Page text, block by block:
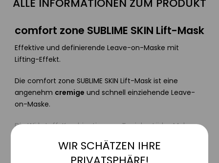
ALLE INFORMATIONEN ZUM PRODUKT
comfort zone SUBLIME SKIN Lift-Mask
Effektive und definierende Leave-on-Maske mit
Lifting-Effekt.
Die comfort zone SUBLIME SKIN Lift-Mask ist eine
angenehm cremige und schnell einziehende Leave-
on-Maske.
Die Wirkstoff-Kombination aus Tapiokastärke, Makro-
straffende und aufpolsternde Wirkung. Zudem
die Maske die Gesichtskonturen und bei
Funktionale Aktiv
WIR SCHÄTZEN IHRE